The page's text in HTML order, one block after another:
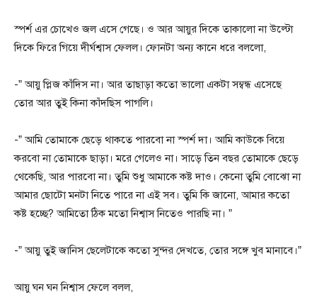
স্পর্শ এর চোখেও জল এসে গেছে। ও আর আয়ুর দিকে তাকালো না উল্টো
দিকে ফিরে গিয়ে দীর্ঘশ্বাস ফেলল। ফোনটা অন্য কানে ধরে বললো,
-” আয়ু প্লিজ কাঁদিস না। আর তাছাড়া কতো ভালো একটা সম্বন্ধ এসেছে
তোর আর তুই কিনা কাঁদছিস পাগলি।
-” আমি তোমাকে ছেড়ে থাকতে পারবো না স্পর্শ দা। আমি কাউকে বিয়ে
করবো না তোমাকে ছাড়া। মরে গেলেও না। সাড়ে তিন বছর তোমাকে ছেড়ে
থেকেছি, আর পারবো না। তুমি শুধু আমাকে কষ্ট দাও। কেনো তুমি বোঝো না
আমার ছোটো মনটা নিতে পারে না এই সব। তুমি কি জানো, আমার কতো
কষ্ট হচ্ছে? আমিতো ঠিক মতো নিশ্বাস নিতেও পারছি না। ”
-” আয়ু তুই জানিস ছেলেটাকে কতো সুন্দর দেখতে, তোর সঙ্গে খুব মানাবে।”
আয়ু ঘন ঘন নিশ্বাস ফেলে বলল,